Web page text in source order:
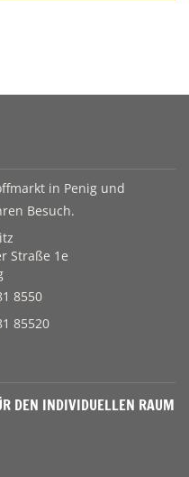
in Penig und
Besuch.
Straße 1e
8550
85520
DEN INDIVIDUELLEN RAUM